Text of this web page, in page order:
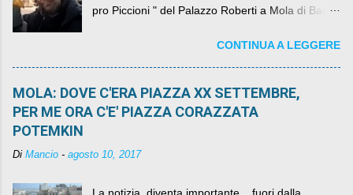
pro Piccioni " del Palazzo Roberti a Mola di Bari ,
come definirlo... signor?....CONTINUA A LEGGERE
MOLA: DOVE C'ERA PIAZZA XX SETTEMBRE,
PER ME ORA C'E' PIAZZA CORAZZATA
POTEMKIN
Di Mancio - agosto 10, 2017